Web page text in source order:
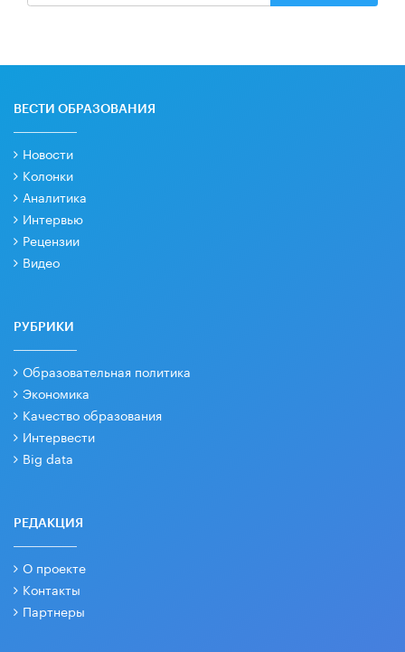
ВЕСТИ ОБРАЗОВАНИЯ
Новости
Колонки
Аналитика
Интервью
Рецензии
Видео
РУБРИКИ
Образовательная политика
Экономика
Качество образования
Интервести
Big data
РЕДАКЦИЯ
О проекте
Контакты
Партнеры